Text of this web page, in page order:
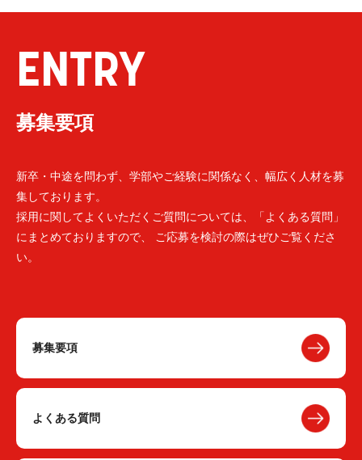
ENTRY
募集要項
新卒・中途を問わず、学部やご経験に関係なく、幅広く人材を募
集しております。
採用に関してよくいただくご質問については、「よくある質問」
にまとめておりますので、 ご応募を検討の際はぜひご覧くださ
い。
募集要項
よくある質問